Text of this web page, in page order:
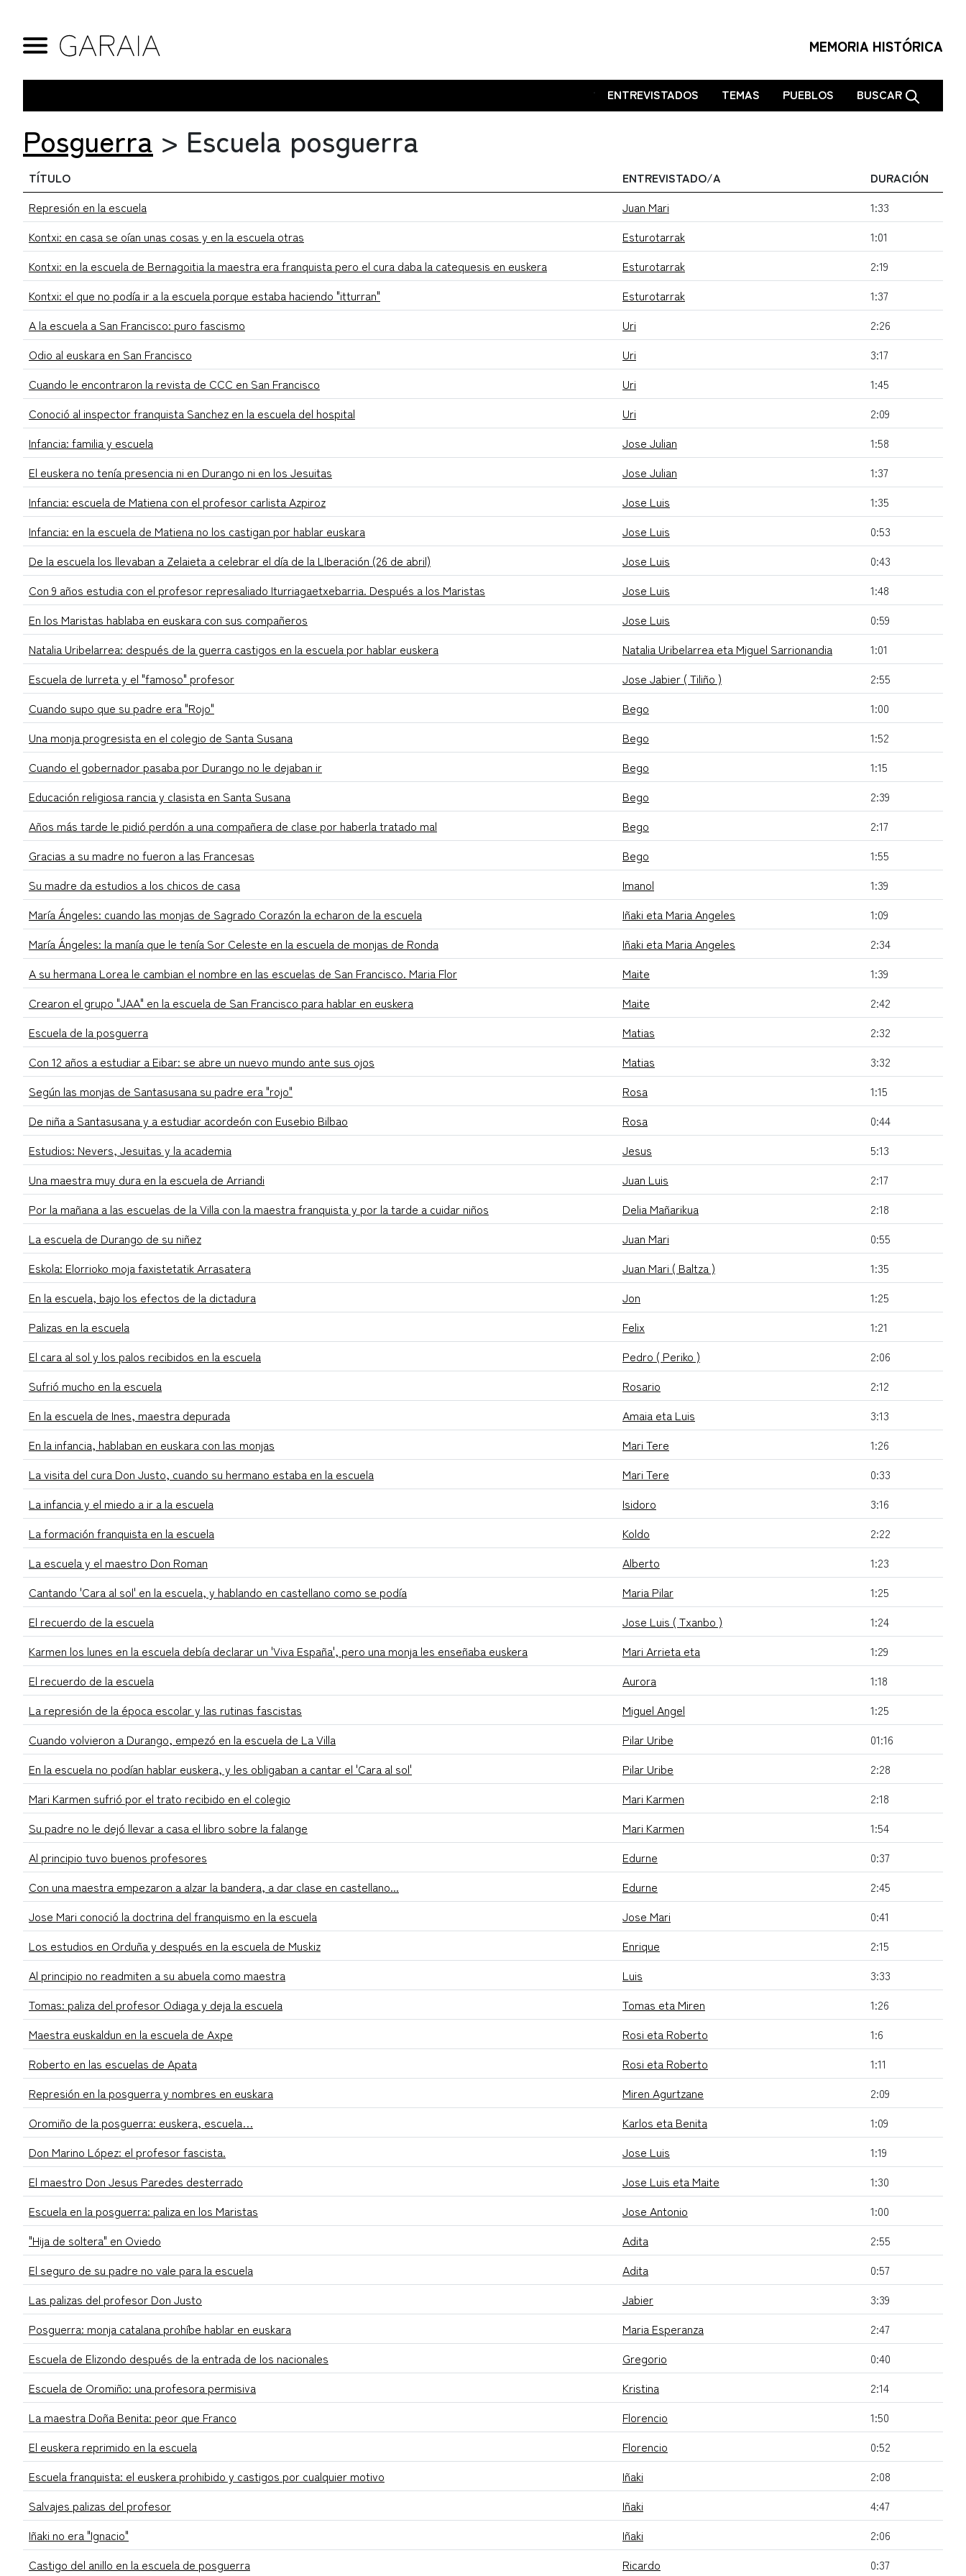
MEMORIA HISTÓRICA
. ENTREVISTADOS TEMAS PUEBLOS BUSCAR
Posguerra > Escuela posguerra
TÍTULO ENTREVISTADO/A
DURACIÓN
Represión en la escuela
Juan Mari
1:33
Kontxi: en casa se oían unas cosas y en la escuela otras
Esturotarrak
1:01
Kontxi: en la escuela de Bernagoitia la maestra era franquista pero el cura daba la catequesis en euskera
Esturotarrak
2:19
Kontxi: el que no podía ir a la escuela porque estaba haciendo "itturran"
Esturotarrak
1:37
A la escuela a San Francisco: puro fascismo
Uri
2:26
Odio al euskara en San Francisco
Uri
3:17
Cuando le encontraron la revista de CCC en San Francisco
Uri
1:45
Conoció al inspector franquista Sanchez en la escuela del hospital
Uri
2:09
Infancia: familia y escuela
Jose Julian
1:58
El euskera no tenía presencia ni en Durango ni en los Jesuitas
Jose Julian
1:37
Infancia: escuela de Matiena con el profesor carlista Azpiroz
Jose Luis
1:35
Infancia: en la escuela de Matiena no los castigan por hablar euskara
Jose Luis
0:53
De la escuela los llevaban a Zelaieta a celebrar el día de la LIberación (26 de abril)
Jose Luis
0:43
Con 9 años estudia con el profesor represaliado Iturriagaetxebarria. Después a los Maristas
Jose Luis
1:48
En los Maristas hablaba en euskara con sus compañeros
Jose Luis
0:59
Natalia Uribelarrea: después de la guerra castigos en la escuela por hablar euskera
Natalia Uribelarrea eta Miguel Sarrionandia
1:01
Escuela de Iurreta y el "famoso" profesor
Jose Jabier ( Tiliño )
2:55
Cuando supo que su padre era "Rojo"
Bego
1:00
Una monja progresista en el colegio de Santa Susana
Bego
1:52
Cuando el gobernador pasaba por Durango no le dejaban ir
Bego
1:15
Educación religiosa rancia y clasista en Santa Susana
Bego
2:39
Años más tarde le pidió perdón a una compañera de clase por haberla tratado mal
Bego
2:17
Gracias a su madre no fueron a las Francesas
Bego
1:55
Su madre da estudios a los chicos de casa
Imanol
1:39
María Ángeles: cuando las monjas de Sagrado Corazón la echaron de la escuela
Iñaki eta Maria Angeles
1:09
María Ángeles: la manía que le tenía Sor Celeste en la escuela de monjas de Ronda
Iñaki eta Maria Angeles
2:34
A su hermana Lorea le cambian el nombre en las escuelas de San Francisco. Maria Flor
Maite
1:39
Crearon el grupo "JAA" en la escuela de San Francisco para hablar en euskera
Maite
2:42
Escuela de la posguerra
Matias
2:32
Con 12 años a estudiar a Eibar: se abre un nuevo mundo ante sus ojos
Matias
3:32
Según las monjas de Santasusana su padre era "rojo"
Rosa
1:15
De niña a Santasusana y a estudiar acordeón con Eusebio Bilbao
Rosa
0:44
Estudios: Nevers, Jesuitas y la academia
Jesus
5:13
Una maestra muy dura en la escuela de Arriandi
Juan Luis
2:17
Por la mañana a las escuelas de la Villa con la maestra franquista y por la tarde a cuidar niños
Delia Mañarikua
2:18
La escuela de Durango de su niñez
Juan Mari
0:55
Eskola: Elorrioko moja faxistetatik Arrasatera
Juan Mari ( Baltza )
1:35
En la escuela, bajo los efectos de la dictadura
Jon
1:25
Palizas en la escuela
Felix
1:21
El cara al sol y los palos recibidos en la escuela
Pedro ( Periko )
2:06
Sufrió mucho en la escuela
Rosario
2:12
En la escuela de Ines, maestra depurada
Amaia eta Luis
3:13
En la infancia, hablaban en euskara con las monjas
Mari Tere
1:26
La visita del cura Don Justo, cuando su hermano estaba en la escuela
Mari Tere
0:33
La infancia y el miedo a ir a la escuela
Isidoro
3:16
La formación franquista en la escuela
Koldo
2:22
La escuela y el maestro Don Roman
Alberto
1:23
Cantando 'Cara al sol' en la escuela, y hablando en castellano como se podía
Maria Pilar
1:25
El recuerdo de la escuela
Jose Luis ( Txanbo )
1:24
Karmen los lunes en la escuela debía declarar un 'Viva España', pero una monja les enseñaba euskera
Mari Arrieta eta
1:29
El recuerdo de la escuela
Aurora
1:18
La represión de la época escolar y las rutinas fascistas
Miguel Angel
1:25
Cuando volvieron a Durango, empezó en la escuela de La Villa
Pilar Uribe
01:16
En la escuela no podían hablar euskera, y les obligaban a cantar el 'Cara al sol'
Pilar Uribe
2:28
Mari Karmen sufrió por el trato recibido en el colegio
Mari Karmen
2:18
Su padre no le dejó llevar a casa el libro sobre la falange
Mari Karmen
1:54
Al principio tuvo buenos profesores
Edurne
0:37
Con una maestra empezaron a alzar la bandera, a dar clase en castellano...
Edurne
2:45
Jose Mari conoció la doctrina del franquismo en la escuela
Jose Mari
0:41
Los estudios en Orduña y después en la escuela de Muskiz
Enrique
2:15
Al principio no readmiten a su abuela como maestra
Luis
3:33
Tomas: paliza del profesor Odiaga y deja la escuela
Tomas eta Miren
1:26
Maestra euskaldun en la escuela de Axpe
Rosi eta Roberto
1:6
Roberto en las escuelas de Apata
Rosi eta Roberto
1:11
Represión en la posguerra y nombres en euskara
Miren Agurtzane
2:09
Oromiño de la posguerra: euskera, escuela…
Karlos eta Benita
1:09
Don Marino López: el profesor fascista.
Jose Luis
1:19
El maestro Don Jesus Paredes desterrado
Jose Luis eta Maite
1:30
Escuela en la posguerra: paliza en los Maristas
Jose Antonio
1:00
"Hija de soltera" en Oviedo
Adita
2:55
El seguro de su padre no vale para la escuela
Adita
0:57
Las palizas del profesor Don Justo
Jabier
3:39
Posguerra: monja catalana prohíbe hablar en euskara
Maria Esperanza
2:47
Escuela de Elizondo después de la entrada de los nacionales
Gregorio
0:40
Escuela de Oromiño: una profesora permisiva
Kristina
2:14
La maestra Doña Benita: peor que Franco
Florencio
1:50
El euskera reprimido en la escuela
Florencio
0:52
Escuela franquista: el euskera prohibido y castigos por cualquier motivo
Iñaki
2:08
Salvajes palizas del profesor
Iñaki
4:47
Iñaki no era "Ignacio"
Iñaki
2:06
Castigo del anillo en la escuela de posguerra
Ricardo 0:37